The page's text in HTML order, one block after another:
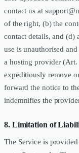
contact us at
of the right, (b) the
contact details, and (d)
use is unauthorised
a hosting provider (Art.
expeditiously remove
forward the notice to
indemnifies the
8. Limitation of
The Service is